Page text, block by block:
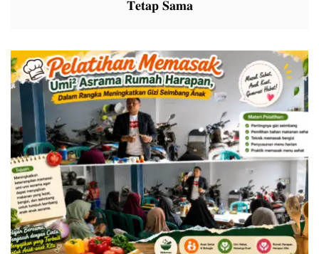
𝐓𝐞𝐭𝐚𝐩 𝐒𝐚𝐦𝐚